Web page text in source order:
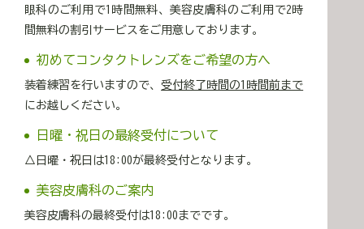
眼科のご利用で1時間無料、美容皮膚科のご利用で2時
間無料の割引サービスをご用意しております。
初めてコンタクトレンズをご希望の方へ
装着練習を行いますので、受付終了時間の1時間前まで
にお越しください。
日曜・祝日の最終受付について
△日曜・祝日は18:00が最終受付となります。
美容皮膚科のご案内
美容皮膚科の最終受付は18:00までです。